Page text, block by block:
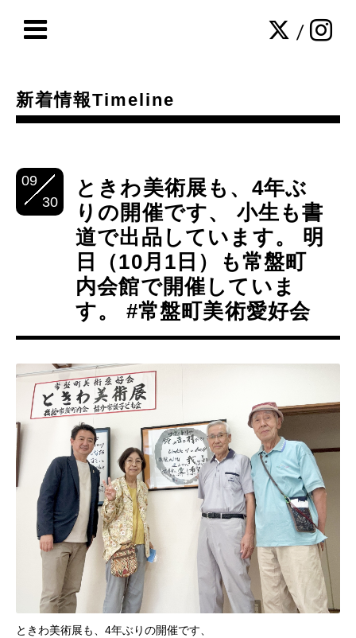
/
新着情報Timeline
09
30
ときわ美術展も、4年ぶ
りの開催です、 小生も書
道で出品しています。 明
日（10月1日）も常盤町
内会館で開催していま
す。 #常盤町美術愛好会
ときわ美術展も、4年ぶりの開催です、